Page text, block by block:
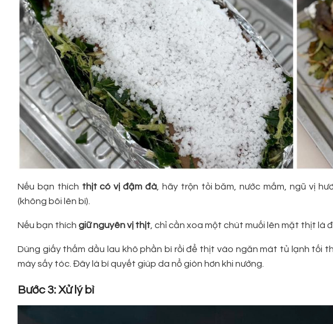
Nếu bạn thích thịt có vị đậm đà, hãy trộn tỏi băm, nước mắm, ngũ vị
(không bôi lên bì).
Nếu bạn thích giữ nguyên vị thịt, chỉ cần xoa một chút muối lên mặt thịt là
Dùng giấy thấm dầu lau khô phần bì rồi để thịt vào ngăn mát tủ lạnh tối
máy sấy tóc. Đây là bí quyết giúp da nổ giòn hơn khi nướng.
Bước 3: Xử lý bì